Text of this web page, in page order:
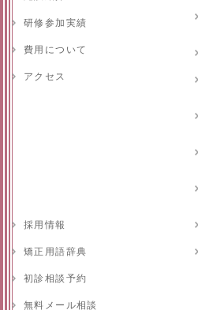
研修参加実績
費用について
アクセス
採用情報
矯正用語辞典
初診相談予約
無料メール相談